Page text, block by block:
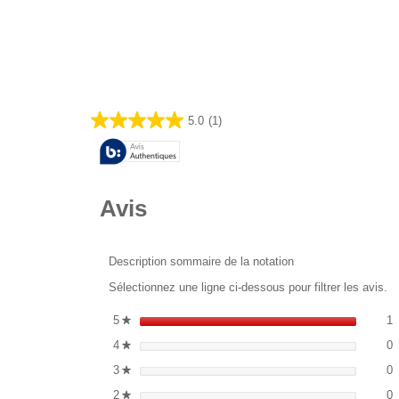
5.0 (1)
5.0
sur
avis
Avis
Description sommaire de la notation
Sélectionnez une ligne ci-dessous pour filtrer les avis.
5 ★étoiles 1
4 ★étoiles 0
3 ★étoiles 0
2 ★étoiles 0